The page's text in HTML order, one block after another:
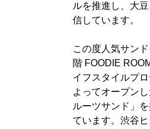
ルを推進し、大
信しています。
この度人気サン
階 FOODIE
イフスタイルプ
よってオープン
ルーツサンド」
ています。渋谷